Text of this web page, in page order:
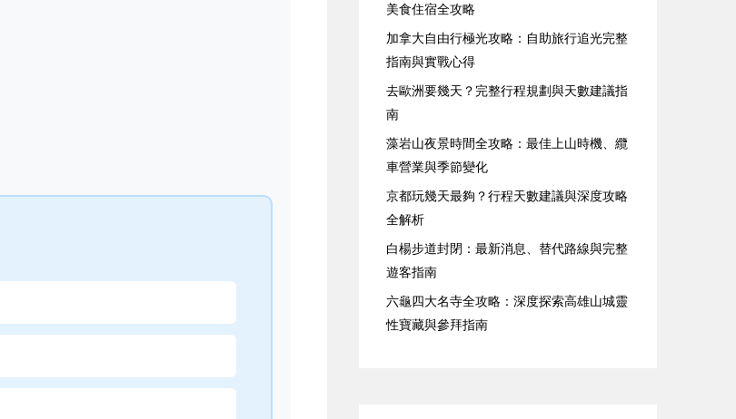
美食住宿全攻略
加拿大自由行極光攻略：自助旅行追光完整
指南與實戰心得
去歐洲要幾天？完整行程規劃與天數建議指
南
藻岩山夜景時間全攻略：最佳上山時機、纜
車營業與季節變化
京都玩幾天最夠？行程天數建議與深度攻略
全解析
白楊步道封閉：最新消息、替代路線與完整
遊客指南
六龜四大名寺全攻略：深度探索高雄山城靈
性寶藏與參拜指南